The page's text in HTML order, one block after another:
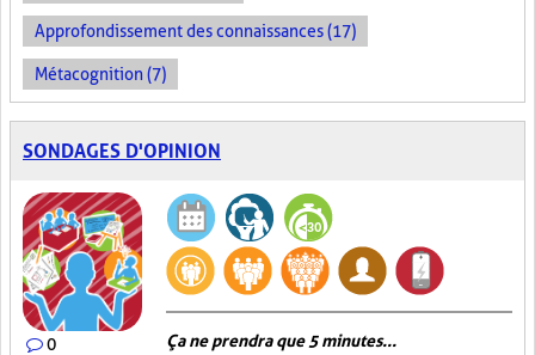
Approfondissement des connaissances (17)
Métacognition (7)
SONDAGES D'OPINION
0 Ça ne prendra que 5 minutes...